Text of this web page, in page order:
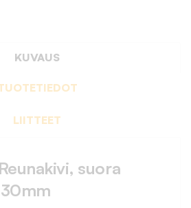
KUVAUS
LIITTEET
suora